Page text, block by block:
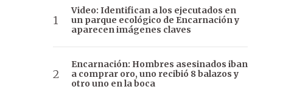
Video: Identifican a los ejecutados en
un parque ecológico de Encarnación y
aparecen imágenes claves
Encarnación: Hombres asesinados iban
a comprar oro, uno recibió 8 balazos y
otro uno en la boca